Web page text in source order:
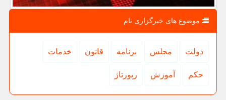
موضوع های خبرگزاری نام
دولت مجلس برنامه قانون خدمات
حكم آموزش رپورتاژ